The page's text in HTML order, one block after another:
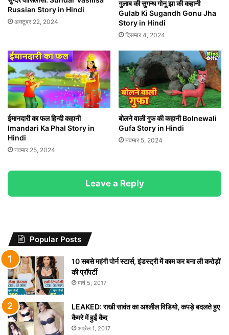
Russian Story in Hindi
अक्टूबर 22, 2024
गुलाब की सुगन्ध गोनू झा की कहानी
Gulab Ki Sugandh Gonu Jha
Story in Hindi
दिसम्बर 4, 2024
ईमानदारी का फल हिन्दी कहानी
Imandari Ka Phal Story in
Hindi
नवम्बर 25, 2024
बोलने वाली गुफ की कहानी Bolnewali
Gufa Story in Hindi
नवम्बर 5, 2024
Leave a Reply
Popular Posts
10 सबसे महंगी पोर्न स्टार्स, इंडस्ट्री में काम कर बना ली करोड़ों
की प्रॉपर्टी
मार्च 5, 2017
LEAKED: राखी सावंत का अश्लील विडियो, कपड़े बदलते हुए
कैमरे में हुईं कैद
अप्रैल 1, 2017